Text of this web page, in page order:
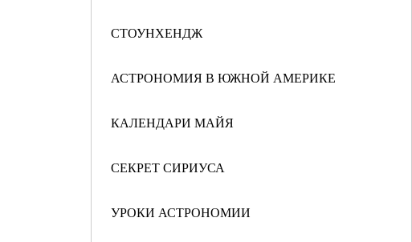
СТОУНХЕНДЖ
АСТРОНОМИЯ В ЮЖНОЙ АМЕРИКЕ
КАЛЕНДАРИ МАЙЯ
СЕКРЕТ СИРИУСА
УРОКИ АСТРОНОМИИ